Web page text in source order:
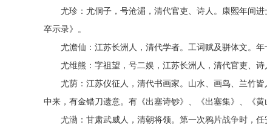
尤珍：尤侗子，号沧湄，清代官吏、诗人。康熙年间进
卒示录》。
尤澹仙：江苏长洲人，清代学者。工词赋及骈体文。年
尤维熊：字祖望，号二娱，江苏长洲人，清代官吏、诗
尤荫：江苏仪征人，清代书画家。山水、画鸟、兰竹皆
中来，有金错刀遗意。有《出塞诗钞》、《出塞集》、《黄
尤渤：甘肃武威人，清朝将领。第一次鸦片战争时，